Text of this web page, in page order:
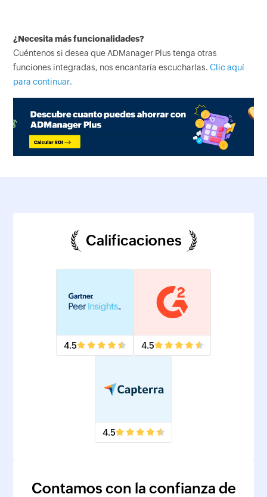
¿Necesita más funcionalidades?
Cuéntenos si desea que ADManager Plus tenga otras
funciones integradas, nos encantaría escucharlas.Clic aquí
para continuar.
Calificaciones
4.5 4.5
4.5
Contamos con la confianza de